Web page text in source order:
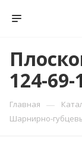
124-
Главная —
Шарнирно-